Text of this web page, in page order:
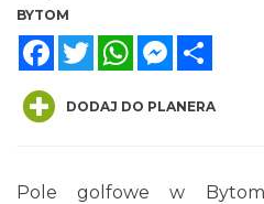
BYTOM
FacebookTwitterWhatsAppMessenger
DODAJ DO PLANERA
Pole golfowe w